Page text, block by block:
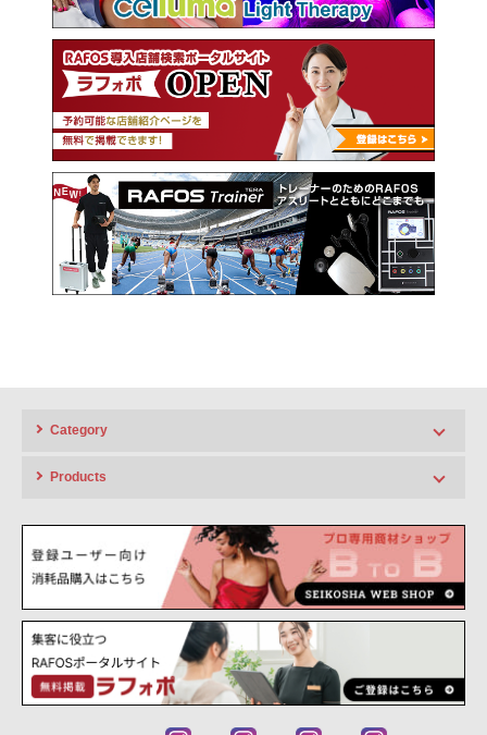
Category
HIGH LINE
APT LINE
ハイクオリティでローコスト、人気セラピーを生み出すアプトシリーズ
PHYSIO LINE
整体・接骨・理学療法士、スポーツ、アスリートで活躍のフィジオシリ
ーズ
HAIR LINE
頭皮・ネックケア。理美容院向け、ネイルサロン、SPAなどリラクゼー
Products
超音波画像診断装置、超音波エコー、ポータブルエコー、超音波計測機
器、測定機器
高周波温熱機器、ラジオ波、RF機器、深部加温機器、温熱機器
Celluma シリーズ
LEDライトセラピー、肌ケア、エイジング、引き締め、頭皮ケア、スポ
ーツケア